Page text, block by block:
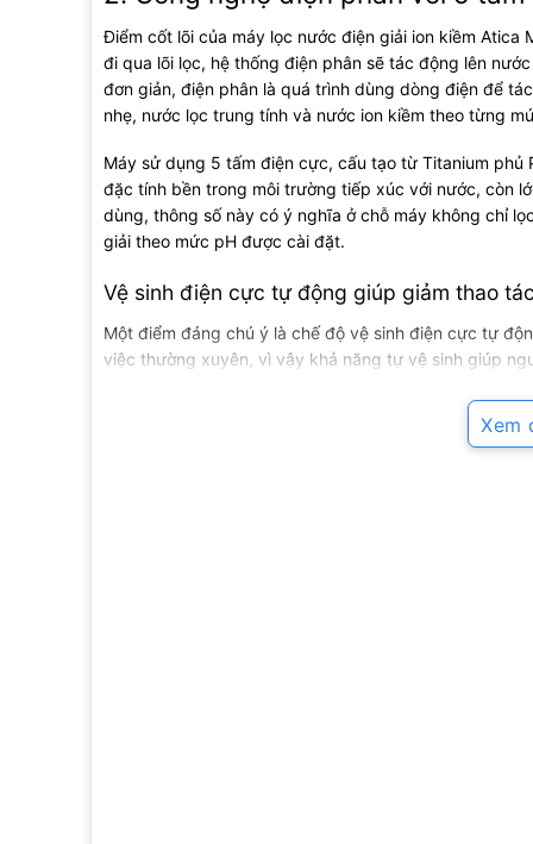
Điểm cốt lõi của máy lọc nước điện giải ion kiềm Atica
đi qua lõi lọc, hệ thống điện phân sẽ tác động lên
đơn giản, điện phân là quá trình dùng dòng điện để
nhẹ, nước lọc trung tính và nước ion kiềm theo từng
Máy sử dụng 5 tấm điện cực, cấu tạo từ Titanium
đặc tính bền trong môi trường tiếp xúc với nước, còn
dùng, thông số này có ý nghĩa ở chỗ máy không chỉ
giải theo mức pH được cài đặt.
Vệ sinh điện cực tự động giúp giảm thao
Một điểm đáng chú ý là chế độ vệ sinh điện cực tự
việc thường xuyên, vì vậy khả năng tự vệ sinh giúp
Xem